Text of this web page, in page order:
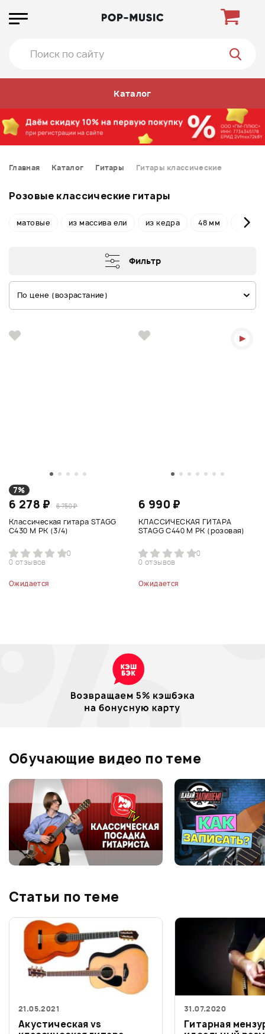
Каталог
Главная Каталог Гитары Гитары классические
Розовые классические гитары
матовые из массива ели из кедра 48 мм 52 мм
Фильтр
По цене (возрастание)
7%
6 278 ₽ 6 750 ₽
Классическая гитара STAGG
C430 M PK (3/4)
0
0 отзывов
Ожидается
6 990 ₽
КЛАССИЧЕСКАЯ ГИТАРА
STAGG C440 M PK (розовая)
0
0 отзывов
Ожидается
Обучающие видео по теме
Статьи по теме
21.05.2021
Акустическая vs
31.07.2020
Гитарная